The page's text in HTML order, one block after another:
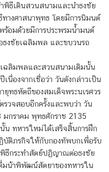
พิธีเดินสวนสนามและนำธงชัย
างศาสนาพุทธ โดยมีการนิมนต์
ร้อมด้วยมีการประพรมน้ำมนต์
ธงชัยเฉลิมพล และขบวนรถ
ฉลิมพลและสวนสนามเดิมนั้น
นื่องจากเชื่อว่า วันดังกล่าวเป็น
ทธหัตถีของสมเด็จพระนเรศวร
รวจสอบอีกครั้งและพบว่า วัน
กราคม พุทธศักราช 2135
น ทหารใหม่ได้เสร็จสิ้นการฝึก
บัติภรกิจให้กับกองทัพบกเพื่อรับ
ธีกระทำสัตย์ปฏิญาณต่อธงชัย
มน้าพิพัฒน์สัตยาของทหารใน